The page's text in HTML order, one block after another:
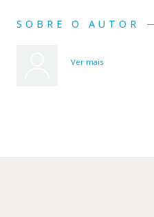
SOBRE O AUTOR
Ver mais